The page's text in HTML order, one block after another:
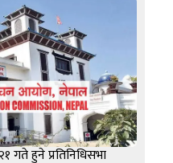
गते हुने प्रतिनिधिसभा